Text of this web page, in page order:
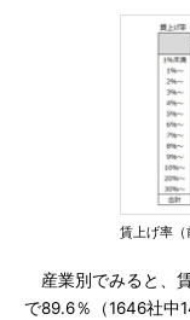
賃上げ率（
産業別でみると、
で89.6％（1646社中